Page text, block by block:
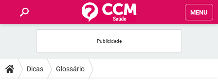
MENU
FÓRUM
Dicas Glossário